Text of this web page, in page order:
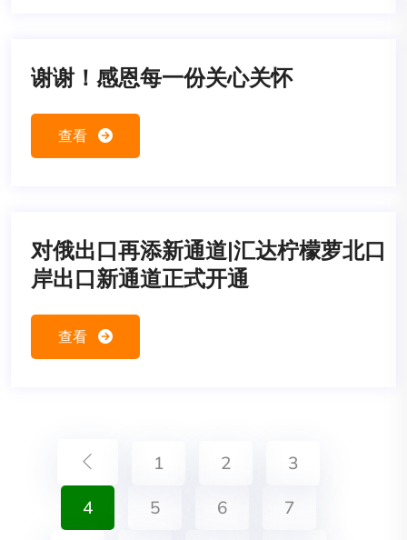
谢谢！感恩每一份关心关怀
查看
对俄出口再添新通道|汇达柠檬萝北口
岸出口新通道正式开通
查看
1 2 3
4 5 6 7